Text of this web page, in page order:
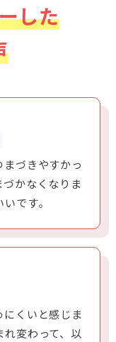
した
づきやすかっ
かなくなりま
です。
くいと感じま
変わって、以